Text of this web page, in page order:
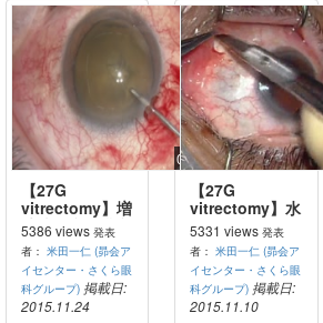
01:13:30
【27G
vitrectomy】増
殖糖尿病網膜症
27GPPV+PEA+IOL（pneumatic
forcepsを用い
た双手法）2
5386 views 発表
者： 米田一仁 (昴会ア
イセンター・さくら眼
科グループ) 掲載日:
2015.11.24
【27G
vitrectomy】水
晶体脱臼：PPV
＋IOL縫着
5331 views 発表
者：米田一仁 (昴会ア
イセンター・さくら眼
科グループ) 掲載日:
2015.11.10